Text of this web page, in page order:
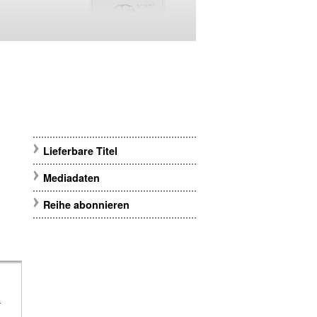
Lieferbare Titel
Mediadaten
Reihe abonnieren